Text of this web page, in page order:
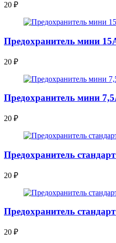
20 ₽
Предохранитель мини
20 ₽
Предохранитель мини
20 ₽
Предохранитель
20 ₽
Предохранитель
20 ₽